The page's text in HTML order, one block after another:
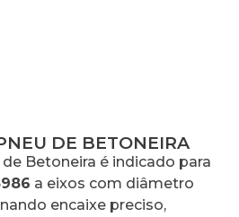
DE BETONEIRA
Betoneira é indicado para
a eixos com diâmetro
encaixe preciso,